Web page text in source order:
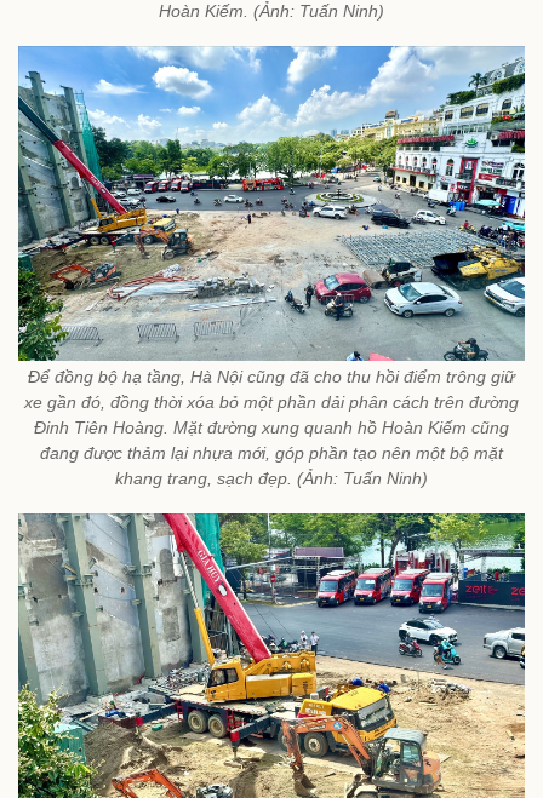
Hoàn Kiếm. (Ảnh: Tuấn Ninh)
Để đồng bộ hạ tầng, Hà Nội cũng đã cho thu hồi điểm trông giữ
xe gần đó, đồng thời xóa bỏ một phần dải phân cách trên đường
Đinh Tiên Hoàng. Mặt đường xung quanh hồ Hoàn Kiếm cũng
đang được thảm lại nhựa mới, góp phần tạo nên một bộ mặt
khang trang, sạch đẹp. (Ảnh: Tuấn Ninh)